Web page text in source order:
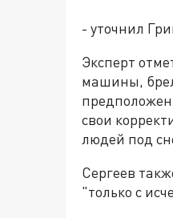
- уточнил
Эксперт
машины,
свои
людей под
Сергеев
"только с